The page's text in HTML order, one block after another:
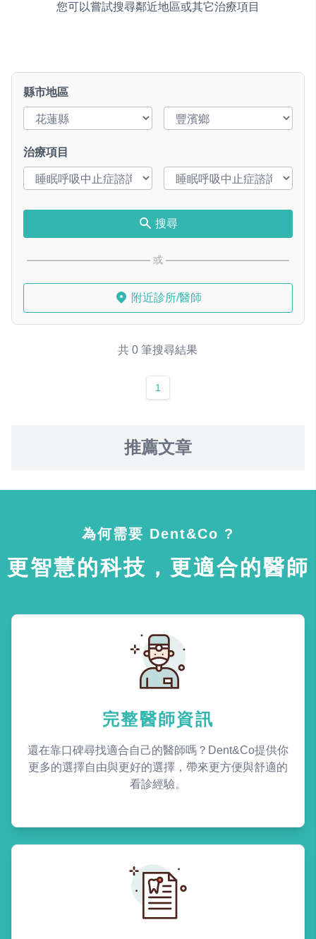
您可以嘗試搜尋鄰近地區或其它治療項目
縣市地區
治療項目
搜尋
或
附近診所/醫師
共 0 筆搜尋結果
1
推薦文章
為何需要 Dent&Co ?
更智慧的科技，更適合的醫師
完整醫師資訊
還在靠口碑尋找適合自己的醫師嗎？Dent&Co提供你
更多的選擇自由與更好的選擇，帶來更方便與舒適的
看診經驗。